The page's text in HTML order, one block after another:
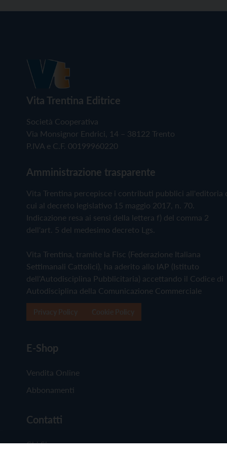
Vita Trentina Editrice
Società Cooperativa
Via Monsignor Endrici, 14 – 38122 Trento
P.IVA e C.F. 00199960220
Amministrazione trasparente
Vita Trentina percepisce i contributi pubblici all'editoria
cui al decreto legislativo 15 maggio 2017, n. 70.
Indicazione resa ai sensi della lettera f) del comma 2
dell'art. 5 del medesimo decreto Lgs.
Vita Trentina, tramite la Fisc (Federazione Italiana
Settimanali Cattolici), ha aderito allo IAP (Istituto
dell'Autodisciplina Pubblicitaria) accettando il Codice di
Autodisciplina della Comunicazione Commerciale
E-Shop
Vendita Online
Abbonamenti
Contatti
Chi Siamo